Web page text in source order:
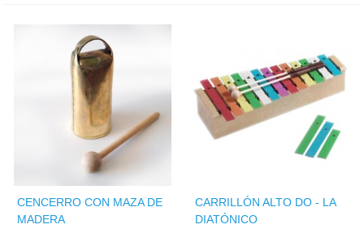
CENCERRO CON MAZA DE
MADERA
CARRILLÓN ALTO DO - LA
DIATÓNICO